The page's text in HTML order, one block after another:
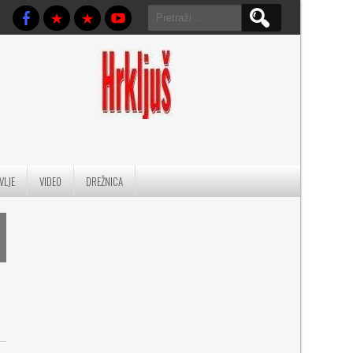
Pretraga:
VIDEO DREŽNICA